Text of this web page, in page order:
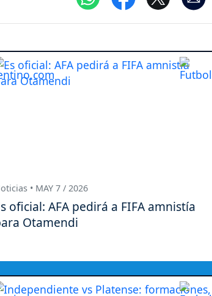
• MAY 7 / 2026
oficial: AFA pedirá a FIFA amnistía
Otamendi